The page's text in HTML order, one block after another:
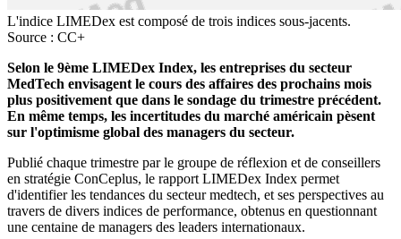
L'indice LIMEDex est composé de trois indices sous-jacents.
Source : CC+
Selon le 9ème LIMEDex Index, les entreprises du secteur
MedTech envisagent le cours des affaires des prochains mois
plus positivement que dans le sondage du trimestre précédent.
En même temps, les incertitudes du marché américain pèsent
sur l'optimisme global des managers du secteur.
Publié chaque trimestre par le groupe de réflexion et de conseillers
en stratégie ConCeplus, le rapport LIMEDex Index permet
d'identifier les tendances du secteur medtech, et ses perspectives au
travers de divers indices de performance, obtenus en questionnant
une centaine de managers des leaders internationaux.